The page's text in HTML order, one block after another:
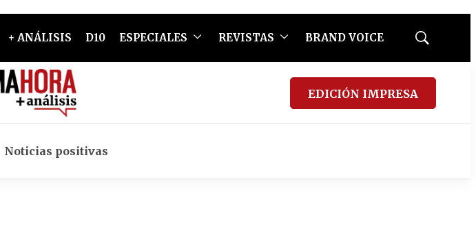
+ ANÁLISIS D10 ESPECIALES REVISTAS BRAND VOICE
Mostrar
EDICIÓN IMPRESA
Noticias positivas